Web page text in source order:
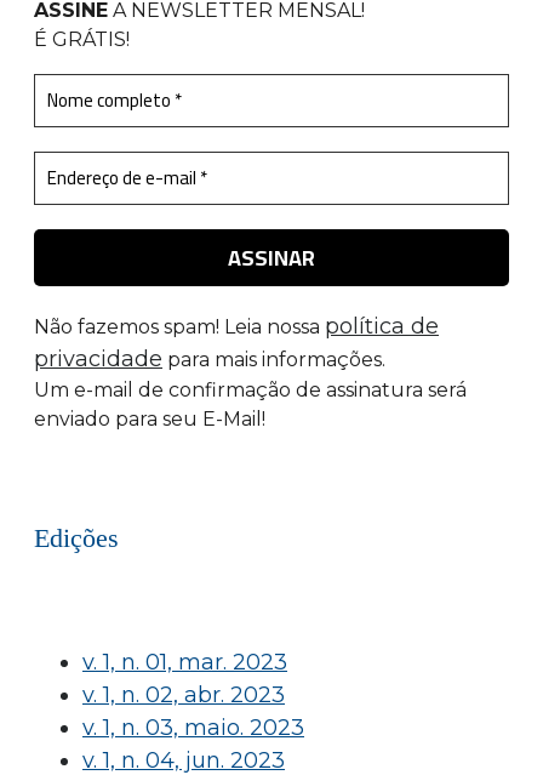
ASSINE A NEWSLETTER MENSAL!
É GRÁTIS!
Não fazemos spam! Leia nossa política de
privacidade para mais informações.
Um e-mail de confirmação de assinatura será
enviado para seu E-Mail!
Edições
v. 1, n. 01, mar. 2023
v. 1, n. 02, abr. 2023
v. 1, n. 03, maio. 2023
v. 1, n. 04, jun. 2023